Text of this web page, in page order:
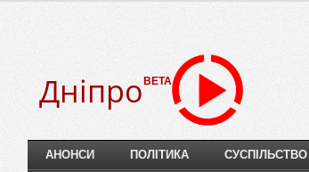
Дніпро BETA
АНОНСИ ПОЛІТИКА СУСПІЛЬСТВО